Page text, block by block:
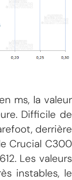
ms, la valeur
Difficile de
derrière
Crucial C300
Les valeurs
instables, le